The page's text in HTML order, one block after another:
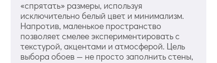
«спрятать» размеры, используя
исключительно белый цвет и минимализм.
Напротив, маленькое пространство
позволяет смелее экспериментировать с
текстурой, акцентами и атмосферой. Цель
выбора обоев — не просто заполнить стены,